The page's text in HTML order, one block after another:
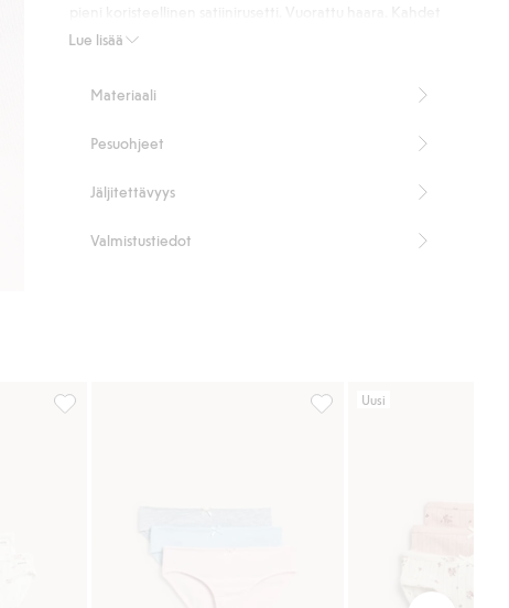
Lue lisää
vaaleanpunaiset ja yhdet valkoiset marjakuviolla.
Materiaali
Pesuohjeet
Jäljitettävyys
Valmistustiedot
Uusi